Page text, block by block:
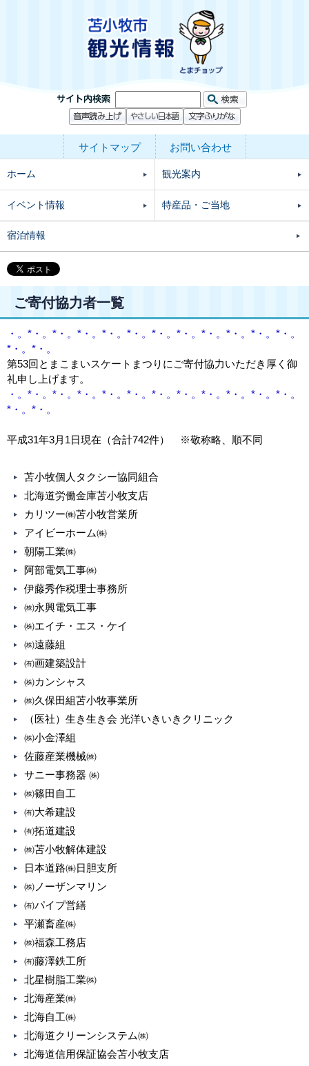
サイトマップ お問い合わせ
ホーム 観光案内
イベント情報 特産品・ご当地
宿泊情報
ご寄付協力者一覧
・。*・。*・。*・。*・。*・。*・。*・。*・。*・。*・。*・。
*・。*・。
第53回とまこまいスケートまつりにご寄付協力いただき厚く御
礼申し上げます。
・。*・。*・。*・。*・。*・。*・。*・。*・。*・。*・。*・。
*・。*・。
平成31年3月1日現在（合計742件） ※敬称略、順不同
苫小牧個人タクシー協同組合
北海道労働金庫苫小牧支店
カリツー㈱苫小牧営業所
アイビーホーム㈱
朝陽工業㈱
阿部電気工事㈱
伊藤秀作税理士事務所
㈱永興電気工事
㈱エイチ・エス・ケイ
㈱遠藤組
㈲画建築設計
㈱カンシャス
㈱久保田組苫小牧事業所
（医社）生き生き会 光洋いきいきクリニック
㈱小金澤組
佐藤産業機械㈱
サニー事務器 ㈱
㈱篠田自工
㈲大希建設
㈲拓道建設
㈱苫小牧解体建設
日本道路㈱日胆支所
㈱ノーザンマリン
㈲パイプ営繕
平瀬畜産㈱
㈱福森工務店
㈲藤澤鉄工所
北星樹脂工業㈱
北海産業㈱
北海自工㈱
北海道クリーンシステム㈱
北海道信用保証協会苫小牧支店